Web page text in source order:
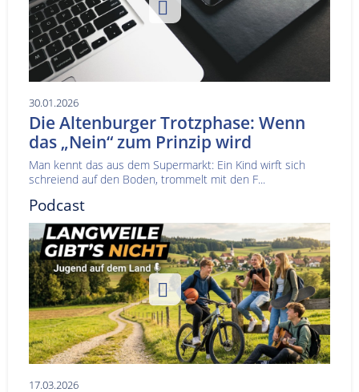
30.01.2026
Die Altenburger Trotzphase: Wenn
das „Nein“ zum Prinzip wird
Man kennt das aus dem Supermarkt: Ein Kind wirft sich
schreiend auf den Boden, trommelt mit den F...
Podcast
17.03.2026